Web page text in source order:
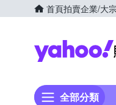
首頁拍賣企業/大
全部分類